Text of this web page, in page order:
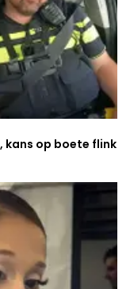
kans op boete flink